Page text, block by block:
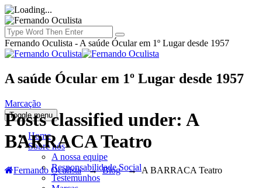
Fernando Oculista - A saúde Ócular em 1º Lugar desde 1957
A saúde Ócular em 1º Lugar desde 1957
Marcação
Toggle menu
Home
Sobre nós
A nossa equipe
Responsabilidade Social
Testemunhos
Posts classified under: A
BARRACA Teatro
Fernando Oculista →Blog→A BARRACA Teatro